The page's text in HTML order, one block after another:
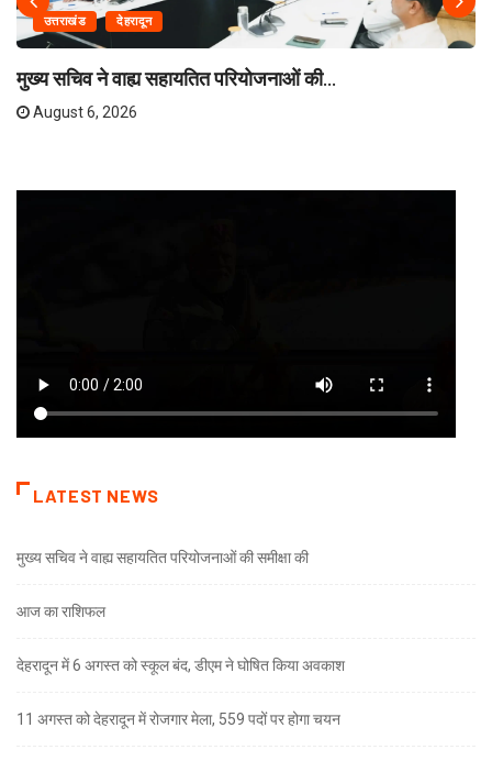
उत्तराखंड देहरादून
मुख्य सचिव ने वाह्य सहायतित परियोजनाओं की...
August 6, 2026
LATEST NEWS
मुख्य सचिव ने वाह्य सहायतित परियोजनाओं की समीक्षा की
आज का राशिफल
देहरादून में 6 अगस्त को स्कूल बंद, डीएम ने घोषित किया अवकाश
11 अगस्त को देहरादून में रोजगार मेला, 559 पदों पर होगा चयन